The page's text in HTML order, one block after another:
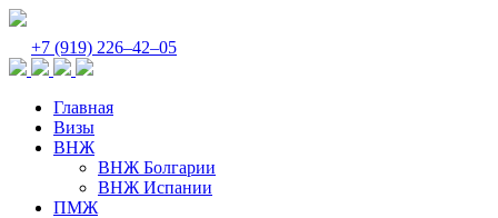
+7 (919) 226‒42‒05
Главная
Визы
ВНЖ
ВНЖ Болгарии
ВНЖ Испании
ПМЖ